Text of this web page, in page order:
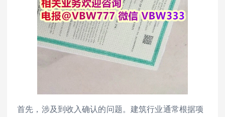
首先，涉及到收入确认的问题。建筑行业通常根据项